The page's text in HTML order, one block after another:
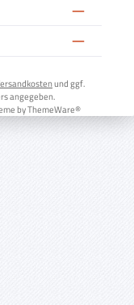
und ggf.
angegeben.
byThemeWare®